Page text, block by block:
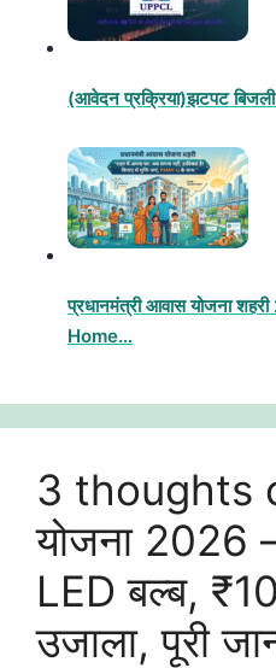
(आवेदन प्रक्रिया)झटपट
प्रधानमंत्री आवास योजना
Home…
3 thoughts
योजना 2026
LED बल्ब,
उजाला, पूरी